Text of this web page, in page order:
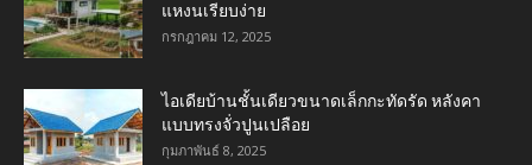
แหงนเรียบง่าย
กรกฎาคม 12, 2025
ไอเดียบ้านชั้นเดียวขนาดเล็กกะทัดรัด หลังคา
แบบทรงจั่วปูนเปลือย
กุมภาพันธ์ 8, 2025